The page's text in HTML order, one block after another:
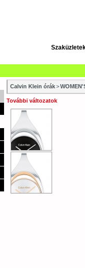
Calvin Klein órák>
További változatok